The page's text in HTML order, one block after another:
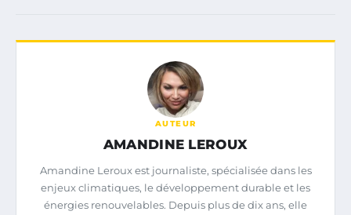
AUTEUR
AMANDINE LEROUX
Amandine Leroux est journaliste, spécialisée dans les
enjeux climatiques, le développement durable et les
énergies renouvelables. Depuis plus de dix ans, elle